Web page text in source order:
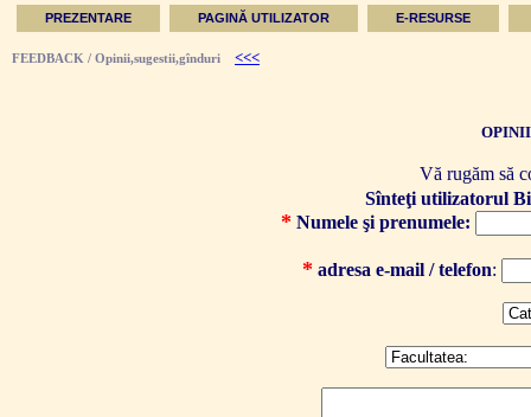
PREZENTARE PAGINĂ UTILIZATOR E-RESURSE
FEEDBACK / Opinii,sugestii,gînduri <<<
Vă rugăm să
Sînteţi utilizatorul
* Numele şi prenumele:
* adresa e-mail / telefon: